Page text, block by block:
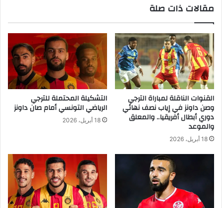
مقالات ذات صلة
القنوات الناقلة لمباراة الترجي
وصن داونز في إياب نصف نهائي
دوري أبطال أفريقيا.. والمعلق
والموعد
18 أبريل، 2026
التشكيلة المحتملة للترجي
الرياضي التونسي أمام صان داونز
18 أبريل، 2026